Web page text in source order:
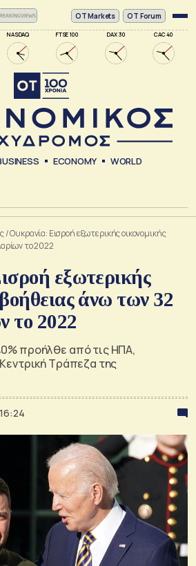
NASDAQ FTSE 100 DAX 30 CAC 40
ΟΤ Markets OT Forum
ECONOMY WORLD
/Ουκρανία: Εισροή εξωτερικής οικονομικής
το 2022
εξωτερικής
άνω των 32
το 2022
προήλθε από τις ΗΠΑ,
Τράπεζα της